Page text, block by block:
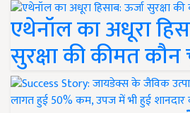
एथेनॉल का अधूरा
सुरक्षा की कीमत कौन